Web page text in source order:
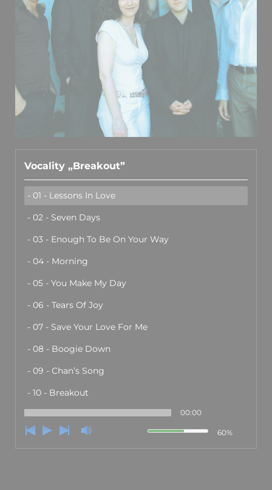
Vocality „Breakout”
- 01 - Lessons In Love
- 02 - Seven Days
- 03 - Enough To Be On Your Way
- 04 - Morning
- 05 - You Make My Day
- 06 - Tears Of Joy
- 07 - Save Your Love For Me
- 08 - Boogie Down
- 09 - Chan’s Song
- 10 - Breakout
00:00
60%